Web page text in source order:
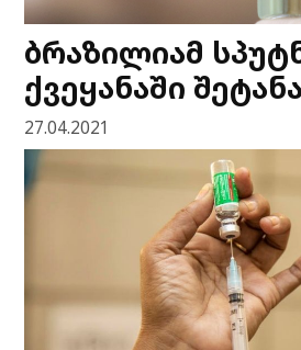
ბრაზილიამ
ქვეყანაში
27.04.2021